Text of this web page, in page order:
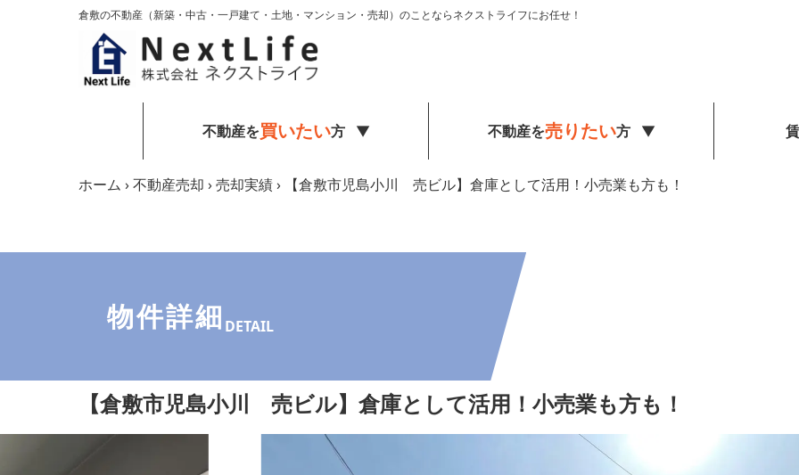
内容をスキップ倉敷の不動産（新築・中古・一戸建て・土地・マンション・売却）のことならネクストライフにお任せ！
不動産を買いたい方 不動産を売りたい方
ホーム ›不動産売却 ›売却実績› 【倉敷市児島小川 売ビル】倉庫として活用！小売業も方も！
物件詳細 DETAIL
【倉敷市児島小川 売ビル】倉庫として活用！小売業も方も！